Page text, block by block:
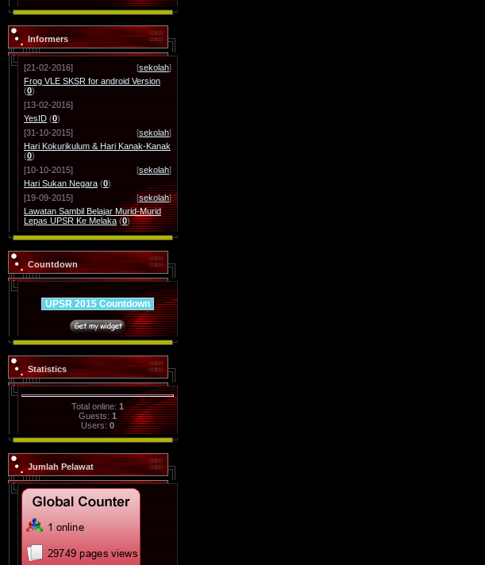
Informers
[21-02-2016] [sekolah]
Frog VLE SKSR for android Version
(0)
[13-02-2016]
YesID (0)
[31-10-2015]
[sekolah]
Hari Kokurikulum & Hari Kanak-Kanak
(0)
[10-10-2015]
[sekolah]
Hari Sukan Negara (0)
[19-09-2015]
[sekolah]
Lawatan Sambil Belajar Murid-Murid
Lepas UPSR Ke Melaka (0)
Countdown
UPSR 2015 Countdown
Statistics
Total online:1
Guests:1
Users:0
Jumlah Pelawat